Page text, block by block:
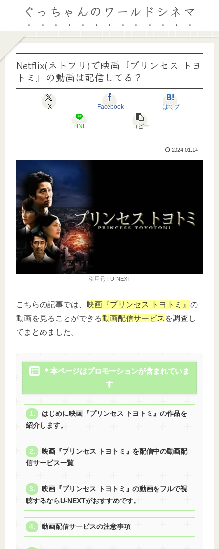
ぐっちゃんのワールドシネマ
Netflix(ネトフリ)で映画『プリンセス トヨ
トミ』の動画は配信してる？
X Facebook はてブ
LINE コピー
2024.01.14
引用元：U-NEXT
こちらの記事では、 映画『プリンセス トヨトミ』 の
動画を見ることができる動画配信サービス を調査し
てまとめました。
＊本ページはプロモーションが含まれていま
す
はじめに映画『プリンセス トヨトミ』の作品を
紹介します。
映画『プリンセス トヨトミ』を配信中の動画配
信サービス一覧
映画『プリンセス トヨトミ』の動画をフルで視
聴するならU-NEXTがおすすめです。
動画配信サービスの注意事項